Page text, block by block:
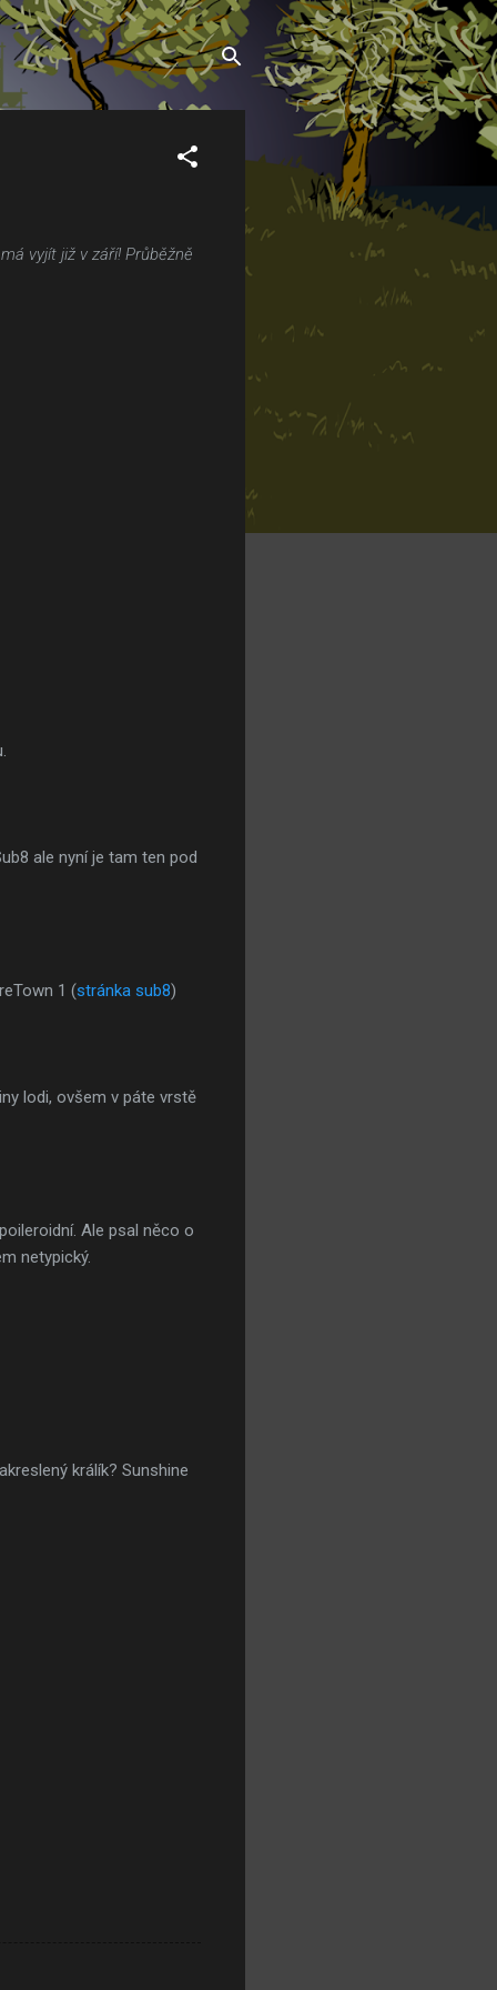
vyjít již v září! Průběžně
ale nyní je tam ten pod
1 (stránka sub8)
lodi, ovšem v páte vrstě
Ale psal něco o
netypický.
králík? Sunshine